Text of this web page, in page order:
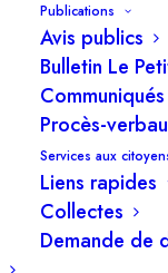
Publications
Avis publics
Bulletin Le
Communiqués
Procès-
Services aux
Liens rapides
Collectes
Demande de
piscine
une cuisine
tel
aménagé pour
à mobilité
demandée
d’un gazebo
dérogation de